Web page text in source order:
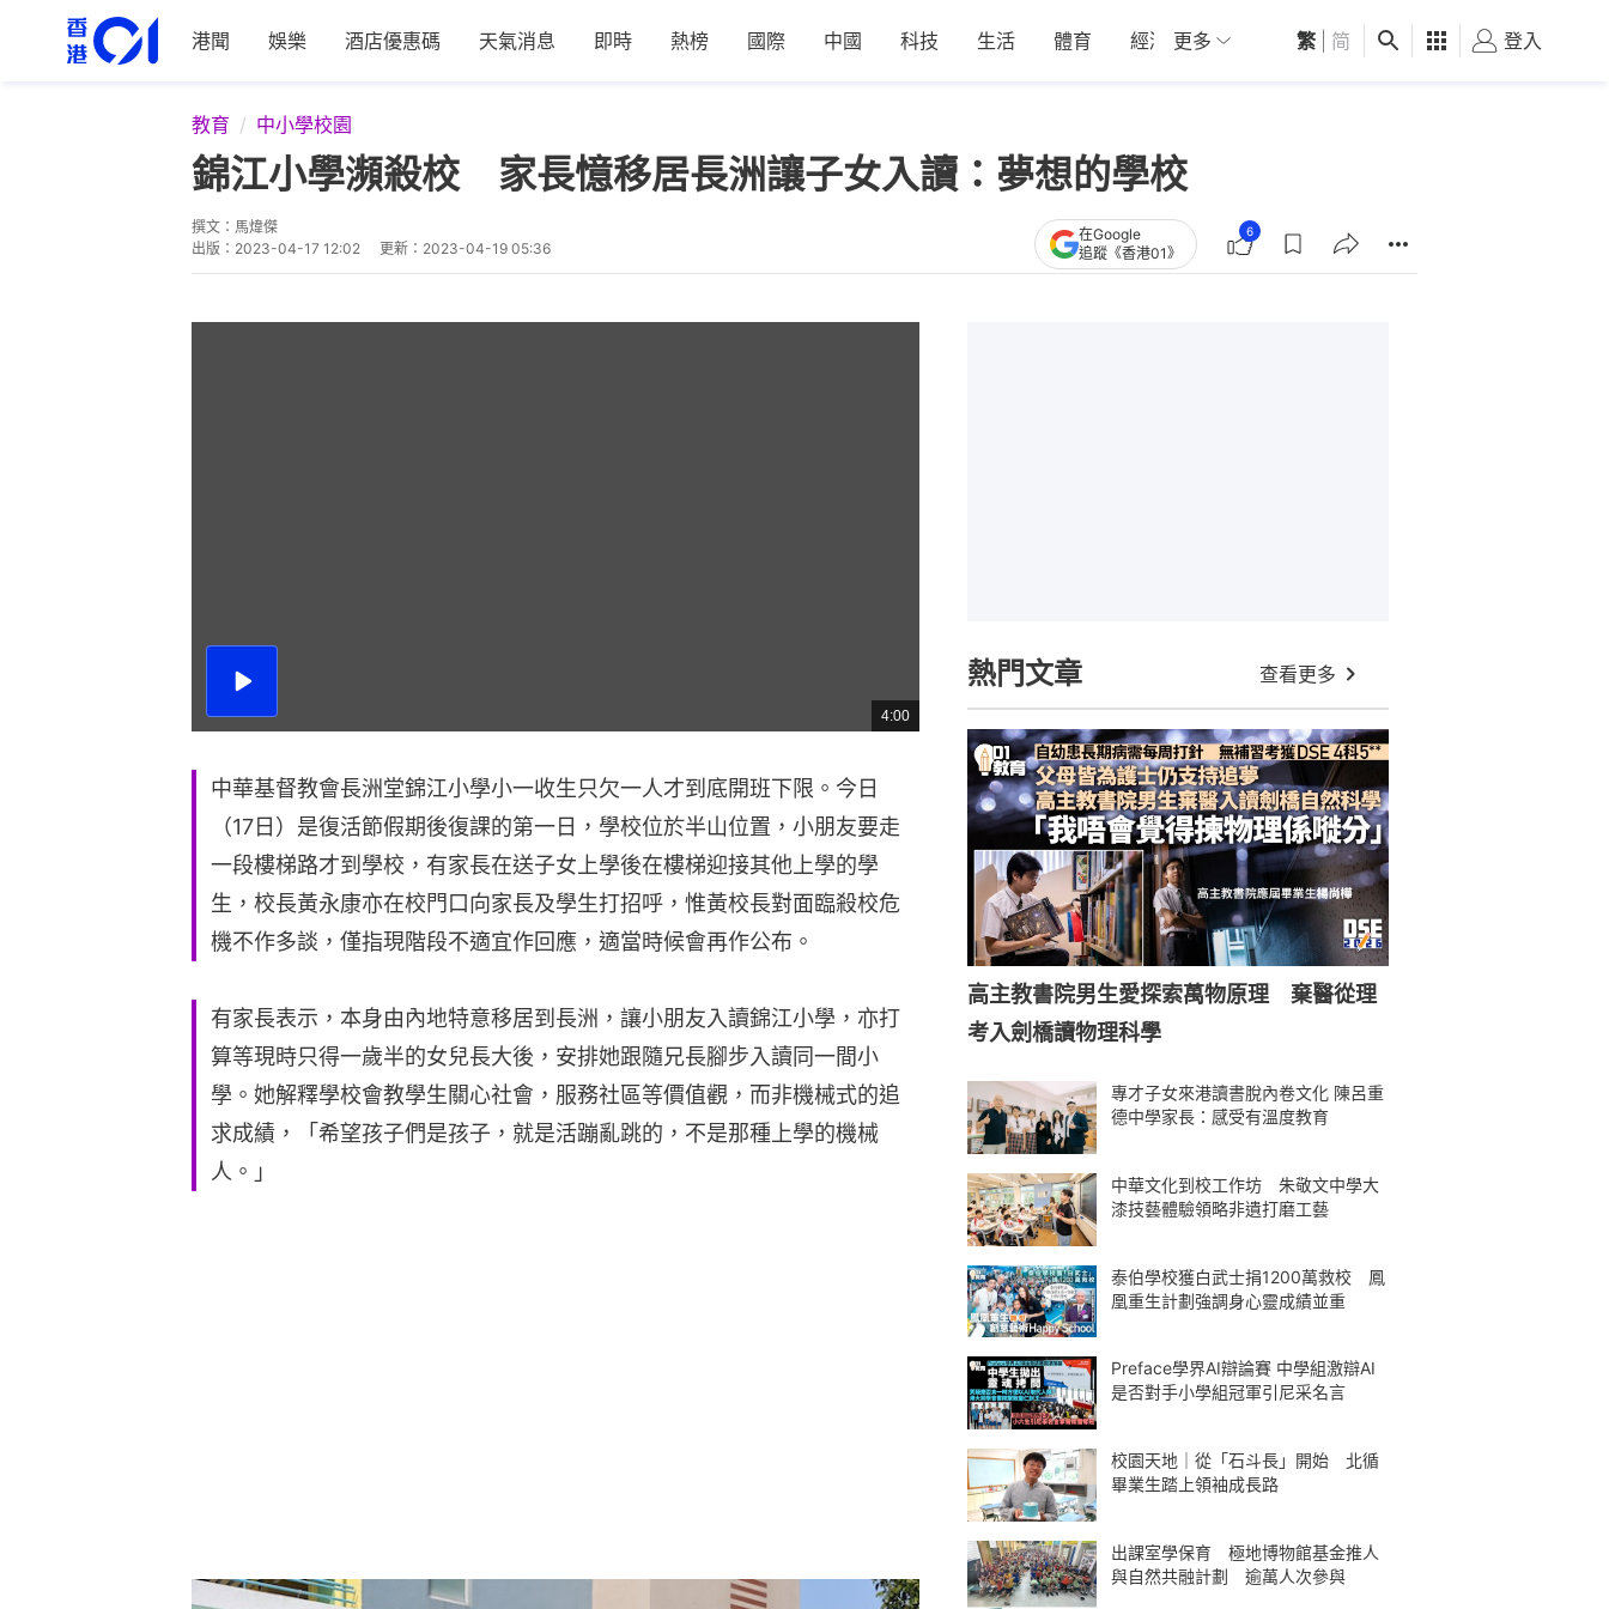
港聞 娛樂 酒店優惠碼 天氣消息 即時 熱榜 國際 中國 科技 生活 體育 經濟 01深圳 觀點 健康 好食玩飛
更多 繁 简 登入
教育 中小學校園
錦江小學瀕殺校 家長憶移居長洲讓子女入讀：夢想的學校
撰文： 馬煒傑
出版： 2023-04-17 12:02 更新： 2023-04-19 05:36
在Google
追蹤《香港01》
6
播
總
共
4:00
中華基督教會長洲堂錦江小學小一收生只欠一人才到底開班下限。今日
（17日）是復活節假期後復課的第一日，學校位於半山位置，小朋友要走
一段樓梯路才到學校，有家長在送子女上學後在樓梯迎接其他上學的學
生，校長黃永康亦在校門口向家長及學生打招呼，惟黃校長對面臨殺校危
機不作多談，僅指現階段不適宜作回應，適當時候會再作公布。
有家長表示，本身由內地特意移居到長洲，讓小朋友入讀錦江小學，亦打
算等現時只得一歲半的女兒長大後，安排她跟隨兄長腳步入讀同一間小
學。她解釋學校會教學生關心社會，服務社區等價值觀，而非機械式的追
求成績，「希望孩子們是孩子，就是活蹦亂跳的，不是那種上學的機械
人。」
熱門文章 查看更多
高主教書院男生愛探索萬物原理 棄醫從理
考入劍橋讀物理科學
專才子女來港讀書脫內卷文化 陳呂重
德中學家長：感受有溫度教育
中華文化到校工作坊 朱敬文中學大
漆技藝體驗領略非遺打磨工藝
泰伯學校獲白武士捐1200萬救校 鳳
凰重生計劃強調身心靈成績並重
Preface學界AI辯論賽 中學組激辯AI
是否對手小學組冠軍引尼采名言
校園天地｜從「石斗長」開始 北循
畢業生踏上領袖成長路
出課室學保育 極地博物館基金推人
與自然共融計劃 逾萬人次參與